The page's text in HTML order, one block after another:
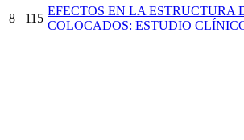
8 115
EFECTOS EN LA ESTRUCTURA
COLOCADOS: ESTUDIO